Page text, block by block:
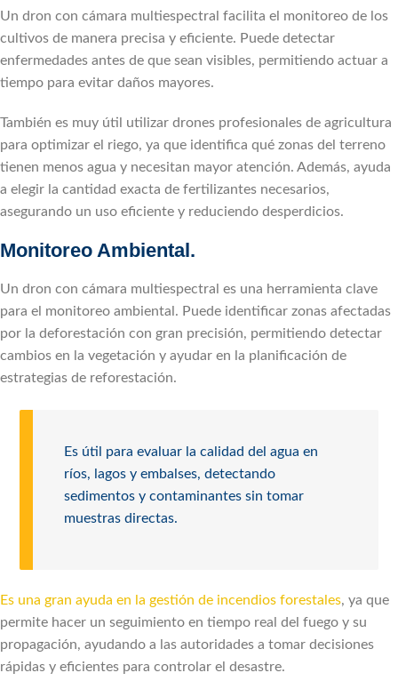
Un dron con cámara multiespectral facilita el monitoreo de los
cultivos de manera precisa y eficiente. Puede detectar
enfermedades antes de que sean visibles, permitiendo actuar a
tiempo para evitar daños mayores.
También es muy útil utilizar drones profesionales de agricultura
para optimizar el riego, ya que identifica qué zonas del terreno
tienen menos agua y necesitan mayor atención. Además, ayuda
a elegir la cantidad exacta de fertilizantes necesarios,
asegurando un uso eficiente y reduciendo desperdicios.
Monitoreo Ambiental.
Un dron con cámara multiespectral es una herramienta clave
para el monitoreo ambiental. Puede identificar zonas afectadas
por la deforestación con gran precisión, permitiendo detectar
cambios en la vegetación y ayudar en la planificación de
estrategias de reforestación.
Es útil para evaluar la calidad del agua en
ríos, lagos y embalses, detectando
sedimentos y contaminantes sin tomar
muestras directas.
Es una gran ayuda en la gestión de incendios forestales, ya que
permite hacer un seguimiento en tiempo real del fuego y su
propagación, ayudando a las autoridades a tomar decisiones
rápidas y eficientes para controlar el desastre.